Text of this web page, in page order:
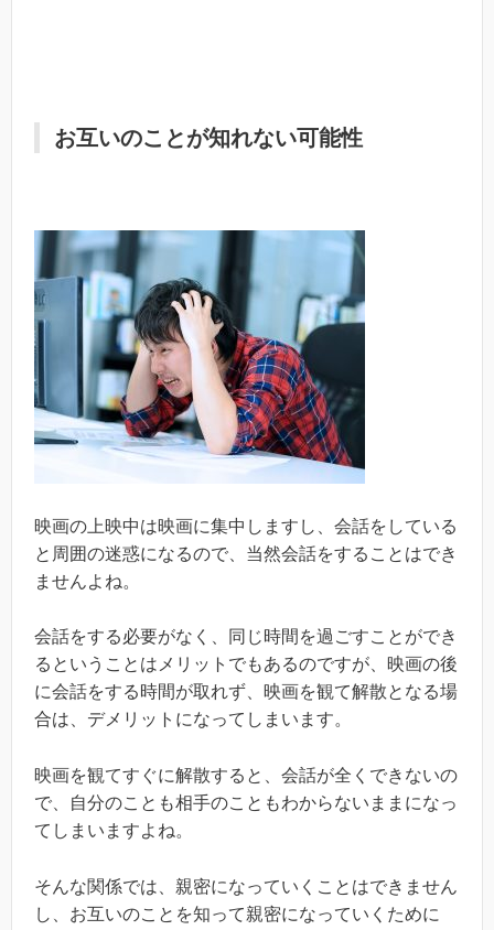
お互いのことが知れない可能性
映画の上映中は映画に集中しますし、会話をしている
と周囲の迷惑になるので、当然会話をすることはでき
ませんよね。
会話をする必要がなく、同じ時間を過ごすことができ
るということはメリットでもあるのですが、映画の後
に会話をする時間が取れず、映画を観て解散となる場
合は、デメリットになってしまいます。
映画を観てすぐに解散すると、会話が全くできないの
で、自分のことも相手のこともわからないままになっ
てしまいますよね。
そんな関係では、親密になっていくことはできません
し、お互いのことを知って親密になっていくために